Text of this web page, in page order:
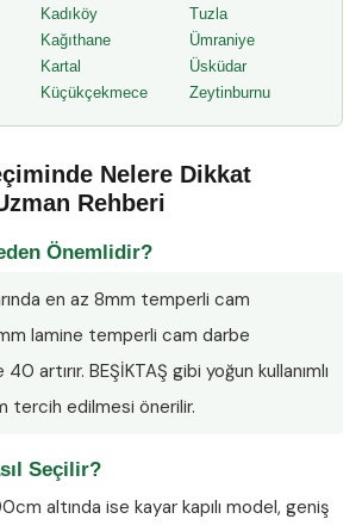
Kadıköy
Kağıthane
Kartal
Küçükçekmece
Tuzla
Ümraniye
Üsküdar
Zeytinburnu
Nelere Dikkat
Rehberi
Önemlidir?
en az 8mm temperli cam
lamine temperli cam darbe
40 artırır. BEŞİKTAŞ gibi yoğun kullanımlı
tercih edilmesi önerilir.
Seçilir?
altında ise kayar kapılı model, geniş